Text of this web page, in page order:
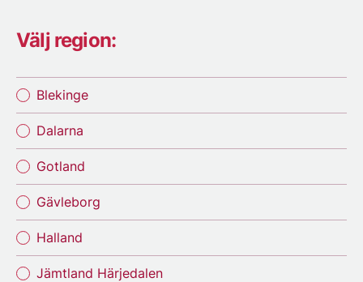
Välj region:
Blekinge
Dalarna
Gotland
Gävleborg
Halland
Jämtland Härjedalen